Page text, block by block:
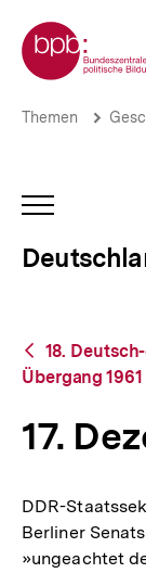
zum
Seiteninhalt
springen
Zur Startseite der bpb
17.
Deutschland-
Chronik
2000
Themen
Zurück
zur
Übersicht
18.
Übergang 1961
17.
DDR-
Berliner
»ungeachtet